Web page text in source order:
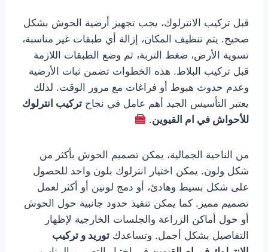
قبل تركيب الانترلوك، يجب تجهيز أرضية الحوش بشكل
صحيح. يتم تنظيف المكان، إزالة أي طبقات غير مناسبة،
تسوية الأرض، ضغط التربة، ثم وضع الطبقات اللازمة
قبل تركيب البلاط. هذه الخطوات تضمن ثبات الأرضية
وعدم حدوث هبوط أو فراغات مع مرور الوقت. لذلك
يعتبر التأسيس الجيد أهم عامل في نجاح تركيب انترلوك
للأحواش في ام القيوين.
من الناحية الجمالية، يمكن تصميم الحوش بأكثر من
شكل ولون. يمكن اختيار انترلوك بلون واحد للحصول
على شكل بسيط وهادئ، أو دمج لونين أو أكثر لعمل
تصميم مميز. كما يمكن تنفيذ حدود جانبية حول الحوش
أو حول أماكن الزراعة والجلسات الخارجية لإظهار
التفاصيل بشكل أجمل. وتساعدك توريد و تركيب